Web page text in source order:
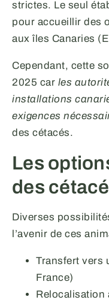
strictes. Le seul
pour accueillir des
aux îles Canaries
Cependant, cette
2025 car les
installations
exigences
des cétacés.
Les
des
Diverses
l’avenir de ces
Transfert vers
France)
Relocalisation